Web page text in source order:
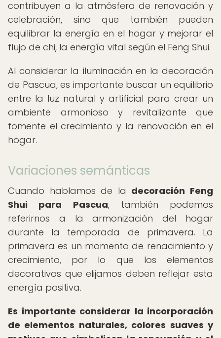
contribuyen a la atmósfera de renovación y
celebración, sino que también pueden
equilibrar la energía en el hogar y mejorar el
flujo de chi, la energía vital según el Feng Shui.
Al considerar la iluminación en la decoración
de Pascua, es importante buscar un equilibrio
entre la luz natural y artificial para crear un
ambiente armonioso y revitalizante que
fomente el crecimiento y la renovación en el
hogar.
Variaciones semánticas
Cuando hablamos de la decoración Feng
Shui para Pascua, también podemos
referirnos a la armonización del hogar
durante la temporada de primavera. La
primavera es un momento de renacimiento y
crecimiento, por lo que los elementos
decorativos que elijamos deben reflejar esta
energía positiva.
Es importante considerar la incorporación
de elementos naturales, colores suaves y